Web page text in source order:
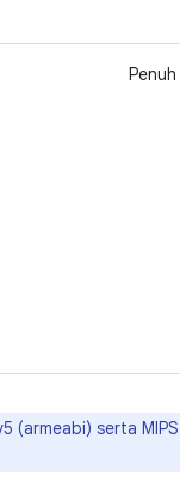
Penuh
(armeabi) serta